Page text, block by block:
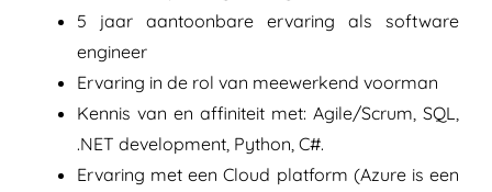
5 jaar aantoonbare ervaring als software
engineer
Ervaring in de rol van meewerkend voorman
Kennis van en affiniteit met: Agile/Scrum, SQL,
.NET development, Python, C#.
Ervaring met een Cloud platform (Azure is een